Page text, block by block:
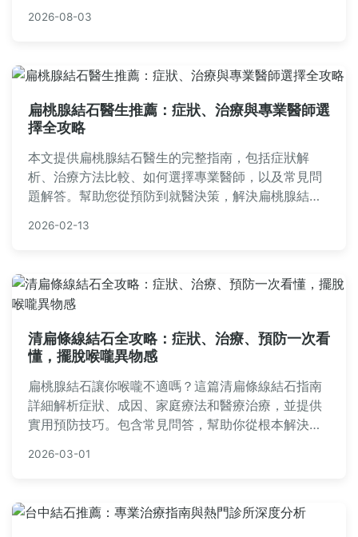
有疑問。
2026-08-03
扁桃腺結石醫生推薦：症狀、治療與專業醫師選
擇全攻略
本文提供扁桃腺結石醫生的完整指南，包括症狀解
析、治療方法比較、如何選擇專業醫師，以及常見問
題解答。幫助您從預防到就醫決策，解決扁桃腺結石
2026-02-13
清扁條線結石全攻略：症狀、治療、預防一次看
懂，擺脫喉嚨異物感
扁桃腺結石讓你喉嚨不適嗎？這篇清扁條線結石指南
詳細解析症狀、成因、家庭療法和醫療治療，並提供
實用預防技巧。包含常見問答，幫助你從根本解決問
性強，適合有喉嚨異物困擾的讀者參考。
2026-03-01